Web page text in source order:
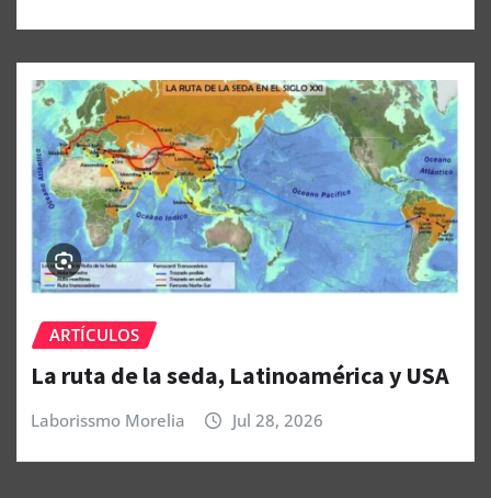
ARTÍCULOS
La ruta de la seda, Latinoamérica y USA
Laborissmo Morelia Jul 28, 2026